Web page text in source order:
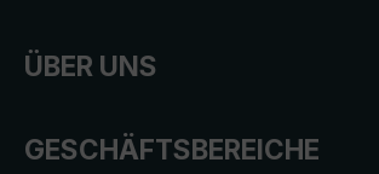
ÜBER UNS
GESCHÄFTSBEREICHE